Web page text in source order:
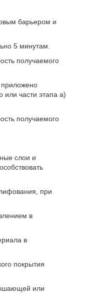
барьером и
5 минутам.
получаемого
приложено
части этапа a)
получаемого
слои и
при
в
в
покрытия
или